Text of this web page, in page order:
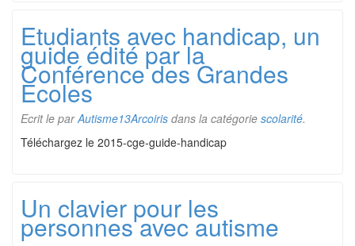
Etudiants avec handicap, un
guide édité par la
Conférence des Grandes
Ecoles
Ecrit le parAutisme13Arcoiris dans la catégorie scolarité.
Téléchargez le 2015-cge-guide-handicap
Un clavier pour les
personnes avec autisme